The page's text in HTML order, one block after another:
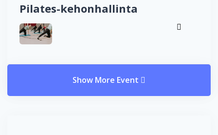
Pilates-kehonhallinta
Show More Event